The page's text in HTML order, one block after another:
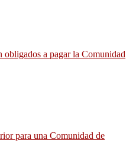
obligados a pagar la Comunidad
para una Comunidad de